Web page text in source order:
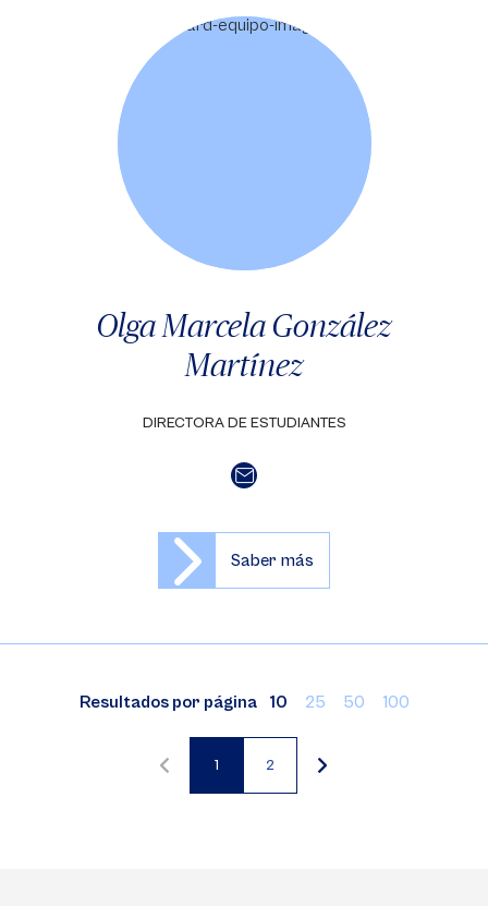
Olga Marcela González
Martínez
DIRECTORA DE ESTUDIANTES
Saber más
Resultados por página 10 25 50 100
Página
1
Página
2